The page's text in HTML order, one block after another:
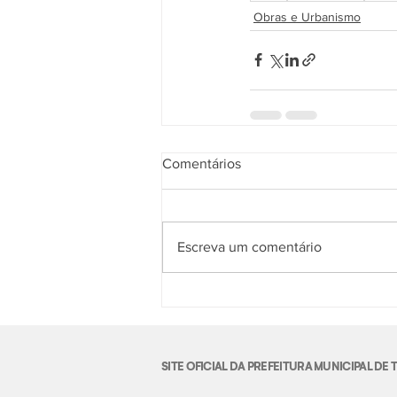
Obras e Urbanismo
Comentários
Escreva um comentário
SITE OFICIAL DA PREFEITURA MUNICIPAL DE